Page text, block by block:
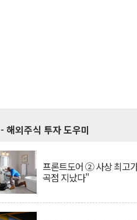
- 해외주식 투자 도우미
프론트도어 ② 사상 최고
곡점 지났다"